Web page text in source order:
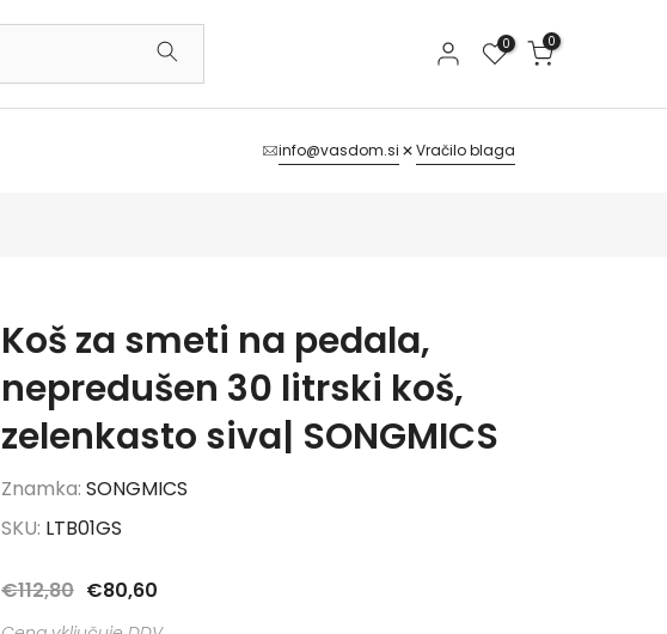
0 0
info@vasdom.si Vračilo blaga
Koš za smeti na pedala,
nepredušen 30 litrski koš,
zelenkasto siva| SONGMICS
Znamka: SONGMICS
SKU: LTB01GS
€112,80 €80,60